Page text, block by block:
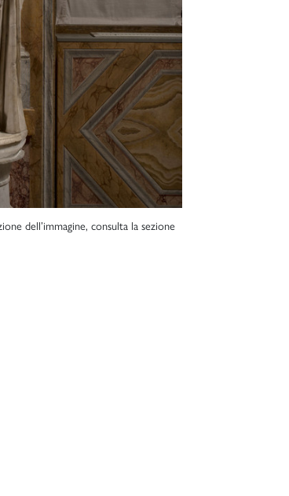
dell’immagine, consulta la sezione